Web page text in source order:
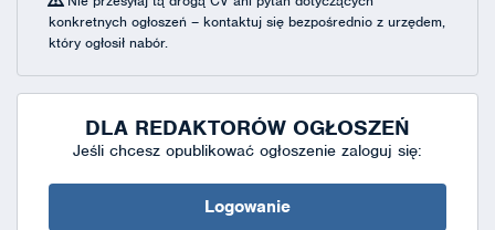
konkretnych ogłoszeń – kontaktuj się bezpośrednio z urzędem,
który ogłosił nabór.
DLA REDAKTORÓW OGŁOSZEŃ
Jeśli chcesz opublikować ogłoszenie zaloguj się:
Logowanie